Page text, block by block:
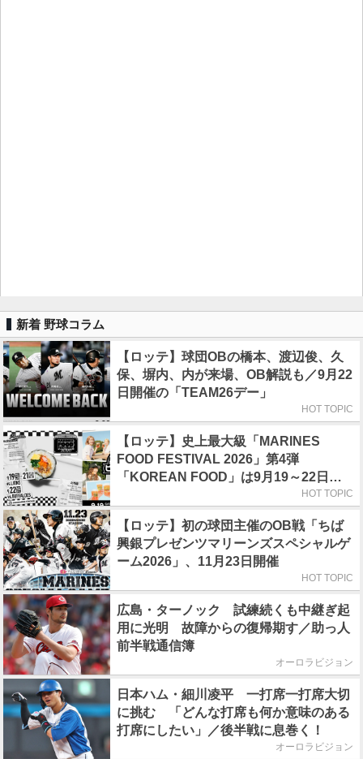
新着 野球コラム
【ロッテ】球団OBの橋本、渡辺俊、久
保、塀内、内が来場、OB解説も／9月22
日開催の「TEAM26デー」
HOT TOPIC
【ロッテ】史上最大級「MARINES
FOOD FESTIVAL 2026」第4弾
「KOREAN FOOD」は9月19～22日／
HOT TOPIC
【ロッテ】初の球団主催のOB戦「ちば
興銀プレゼンツマリーンズスペシャルゲ
ーム2026」、11月23日開催
HOT TOPIC
広島・ターノック 試練続くも中継ぎ起
用に光明 故障からの復帰期す／助っ人
前半戦通信簿
オーロラビジョン
日本ハム・細川凌平 一打席一打席大切
に挑む 「どんな打席も何か意味のある
打席にしたい」／後半戦に息巻く！
オーロラビジョン